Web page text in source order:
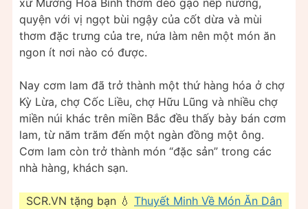
xứ Mường Hòa Bình thơm dẻo gạo nếp nương,
quyện với vị ngọt bùi ngậy của cốt dừa và mùi
thơm đặc trưng của tre, nứa làm nên một món ăn
ngon ít nơi nào có được.
Nay cơm lam đã trở thành một thứ hàng hóa ở chợ
Kỳ Lừa, chợ Cốc Liều, chợ Hữu Lũng và nhiều chợ
miền núi khác trên miền Bắc đều thấy bày bán cơm
lam, từ năm trăm đến một ngàn đồng một ông.
Cơm lam còn trở thành món “đặc sản” trong các
nhà hàng, khách sạn.
SCR.VN tặng bạn 💧 Thuyết Minh Về Món Ăn Dân